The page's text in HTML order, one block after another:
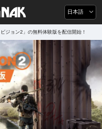
日本語
ジョン2」の無料体験版を配信開始！